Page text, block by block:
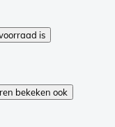
is
bekeken ook